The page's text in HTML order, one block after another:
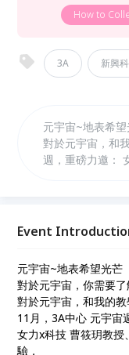
How to
3A 新興
元宇宙~地表希
對於元宇宙，和
週，重磅力邀：
Event
元宇宙~地表希望光芒
對於元宇宙，你需要
對於元宇宙，和我的
11月，3A中心 元宇宙
女力x科技 曹筱玥教授
驗，